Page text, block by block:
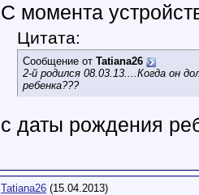
С момента
Цитата:
Сообщение от Tatiana26
2-й родился 08.03.13....Когда он
ребенка???
с даты рождения
Tatiana26 (15.04.2013)